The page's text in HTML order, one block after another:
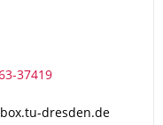
dresden.de